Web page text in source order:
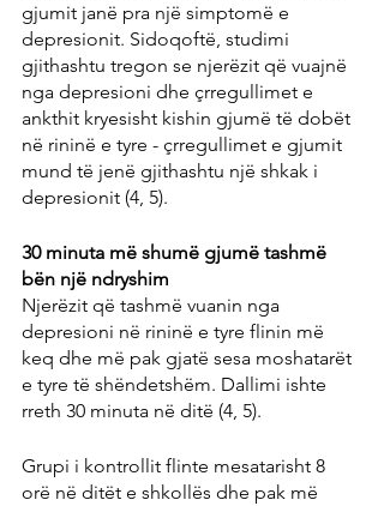
gjumit janë pra një simptomë e
depresionit. Sidoqoftë, studimi
gjithashtu tregon se njerëzit që vuajnë
nga depresioni dhe çrregullimet e
ankthit kryesisht kishin gjumë të dobët
në rininë e tyre - çrregullimet e gjumit
mund të jenë gjithashtu një shkak i
depresionit (4, 5).
30 minuta më shumë gjumë tashmë
bën një ndryshim
Njerëzit që tashmë vuanin nga
depresioni në rininë e tyre flinin më
keq dhe më pak gjatë sesa moshatarët
e tyre të shëndetshëm. Dallimi ishte
rreth 30 minuta në ditë (4, 5).
Grupi i kontrollit flinte mesatarisht 8
orë në ditët e shkollës dhe pak më